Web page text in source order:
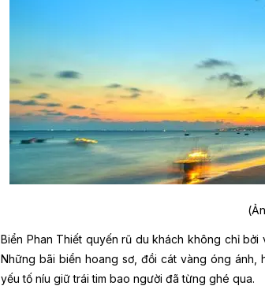
Biển Phan Thiết quyến rũ du khách không chỉ
Những bãi biển hoang sơ, đồi cát vàng óng
yếu tố níu giữ trái tim bao người đã từng ghé qua.